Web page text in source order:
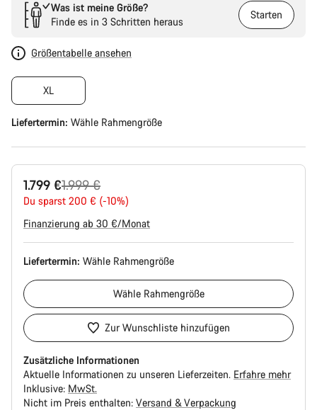
Was ist meine Größe?
Finde es in 3 Schritten heraus
Starten
Größentabelle ansehen
XL
Liefertermin: Wähle Rahmengröße
1.799 €
Ursprungspreis
1.999 €
Du sparst 200 € (-10%)
Finanzierung ab 30 €/Monat
Liefertermin: Wähle Rahmengröße
Wähle Rahmengröße
Zur Wunschliste hinzufügen
Zusätzliche Informationen
Aktuelle Informationen zu unseren Lieferzeiten. Erfahre mehr
Inklusive: MwSt.
Nicht im Preis enthalten: Versand & Verpackung